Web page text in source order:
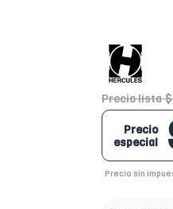
Precio lista
Precio
especial
Precio sin